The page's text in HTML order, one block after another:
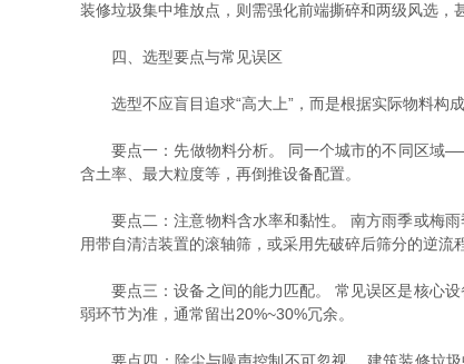
装修垃圾集中堆放点，则需强化前端撕碎和两级风选，
四、选型要点与常见误区
选型不应盲目追求“高大上”，而是根据实际物料构成
要点一：先做物料分析。 同一个城市的不同区域——
含土率、最大粒度等，再倒推设备配置。
要点二：注意物料含水率和黏性。 南方雨季或梅雨
用带自清洁装置的滚轴筛，或采用先破碎后筛分的逆流
要点三：设备之间的能力匹配。 常见误区是核心设
弱环节为准，通常留出20%~30%冗余。